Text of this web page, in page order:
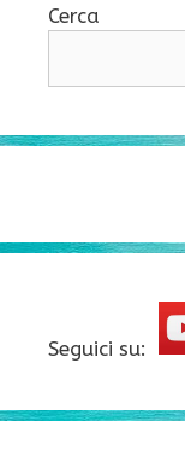
Cerca
Seguici su: